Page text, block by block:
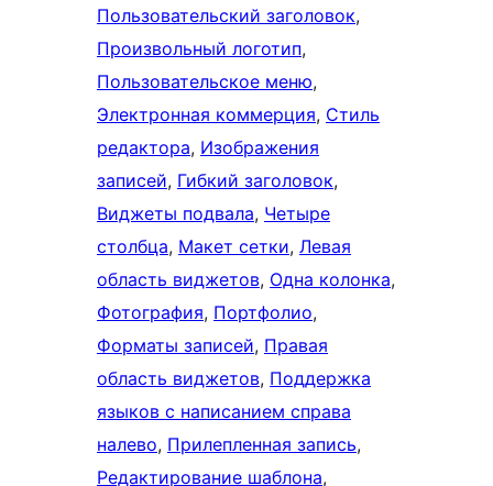
Пользовательский заголовок
Произвольный логотип
Пользовательское меню
Электронная коммерция, Стиль
редактора, Изображения
записей, Гибкий заголовок
Виджеты подвала, Четыре
столбца, Макет сетки, Левая
область виджетов, Одна колонка
Фотография, Портфолио
Форматы записей, Правая
область виджетов, Поддержка
языков с написанием справа
налево, Прилепленная запись
Редактирование шаблона